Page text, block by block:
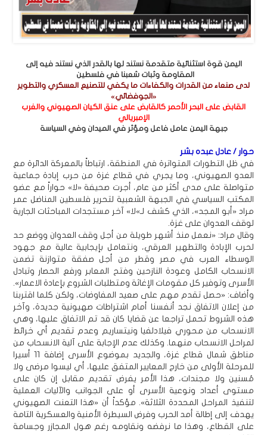
اليمن قوة استثنائية متقدمة نستند لها بالقدر الذي نستند فيه إلى
المقاومة وثبات شعبنا في فلسطين
لدى صنعاء من القدرات والكفاءات ما يكفي للتصنيع العسكري والتطوير
«الجوفضائي»
القابض على البحر الأحمر كالقابض على عنق الكيان الصهيوني والغرب
الإمبريالي
جبهة اليمن عامل فاعل ومؤثر في الميدان وفي السياسة
حوار / عادل عبده بشر
في ظل التطورات المتواترة في المنطقة، ارتباطاً بالمعركة الدائرة مع
العدو الصهيوني، وما يجري في قطاع غزة من حرب إبادة جماعية
متواصلة على مدى أكثر من عام، أجرت صحيفة «لا» حواراً مع عضو
المكتب السياسي في الجبهة الشعبية لتحرير فلسطين المناضل عمر
مراد «أبو المجد»، الذي كشف لـ»لا» آخر مستجدات المباحثات الجارية
لوقف العدوان على غزة.
وقال مراد: «نعمل منذ أشهر طويلة من أجل وقف العدوان ووضع حد
لحرب الإبادة والتطهير العرقي، ونتعامل بإيجابية عالية مع جهود
الوسطاء العرب في مصر وقطر من أجل صفقة متوازنة تضمن
الانسحاب الكامل وعودة النازحين وفتح المعابر ورفع الحصار وتبادل
الأسرى وتوفير كل مقومات الإغاثة ومتطلبات الشروع بإعادة الاعمار».
وأضاف: «حصل تقدم مهم على صعيد المفاوضات، ولكن كلما اقتربنا
من إعلان الاتفاق نجد أنفسنا أمام اشتراطات صهيونية جديدة، وآخر
هذه الشروط تحمل تراجعا عن قضايا كان قد تم الاتفاق عليها، وهي
الانسحاب من محوري فيلادلفيا ونيتساريم وعدم تقديم أي خرائط
لمراحل الانسحاب منهما. وكذلك عدم الإجابة على آلية الانسحاب من
مناطق شمال قطاع غزة، والجديد بموضوع الأسرى إضافة 11 أسيرا
للمرحلة الأولى من خارج المعايير المتفق عليها، أي ليسوا مرضى ولا
مُسنين ولا مجندات، هذا الأمر يفرض تقديم مقابل إن كان على
مستوى أعداد ونوعية الأسرى أو على الجوانب والآليات العملية
لتنفيذ المراحل المحددة الثلاثة». مؤكداً أن «هذا التعنت الصهيوني
يهدف إلى إطالة أمد الحرب وفرض السيطرة الأمنية والعسكرية التامة
على القطاع، وهذا ما نرفضه ونقاومه رغم هول المجازر وجسامة